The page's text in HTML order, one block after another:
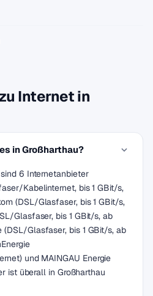
Internet in
in Großharthau?
6 Internetanbieter
Kabelinternet, bis 1 GBit/s,
(DSL/Glasfaser, bis 1 GBit/s,
Glasfaser, bis 1 GBit/s, ab
Glasfaser, bis 1 GBit/s, ab
und MAINGAU Energie
ist überall in Großharthau